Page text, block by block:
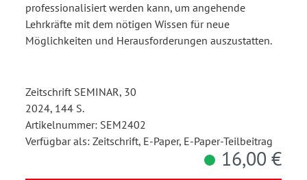
professionalisiert werden kann, um angehende
Lehrkräfte mit dem nötigen Wissen für neue
Möglichkeiten und Herausforderungen auszustatten.
Zeitschrift SEMINAR, 30
2024, 144 S.
Artikelnummer: SEM2402
Verfügbar als: Zeitschrift, E-Paper, E-Paper-Teilbeitrag
16,00 €